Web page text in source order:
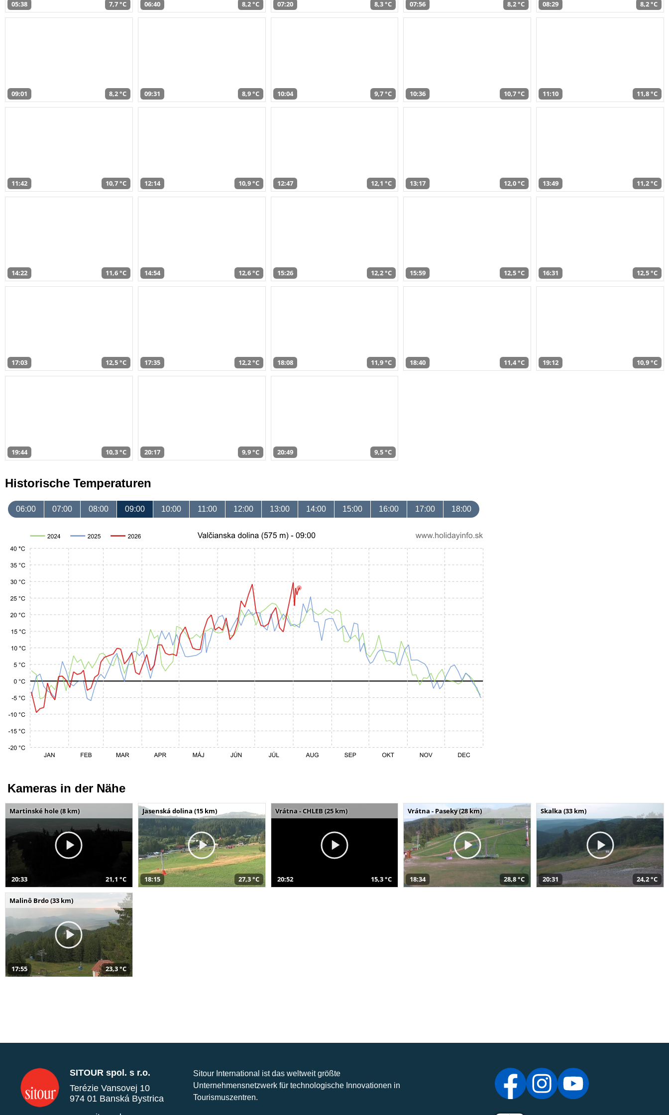
05:38 7,7 °C 06:40 8,2 °C 07:20 8,3 °C 07:56 8,2 °C 08:29 8,2 °C
09:01 8,2 °C 09:31 8,9 °C 10:04 9,7 °C 10:36 10,7 °C 11:10 11,8 °C
11:42 10,7 °C 12:14 10,9 °C 12:47 12,1 °C 13:17 12,0 °C 13:49 11,2 °C
14:22 11,6 °C 14:54 12,6 °C 15:26 12,2 °C 15:59 12,5 °C 16:31 12,5 °C
17:03 12,5 °C 17:35 12,2 °C 18:08 11,9 °C 18:40 11,4 °C 19:12 10,9 °C
19:44 10,3 °C 20:17 9,9 °C 20:49 9,5 °C
Historische Temperaturen
06:00 07:00 08:00 09:00 10:00 11:00 12:00 13:00 14:00 15:00 16:00 17:00 18:00
Kameras in der Nähe
Martinské hole (8 km)
20:33 21,1 °C
Jasenská dolina (15 km)
18:15 27,3 °C
Vrátna - CHLEB (25 km)
20:52 15,3 °C
Vrátna - Paseky (28 km)
18:34 28,8 °C
Skalka (33 km)
20:31 24,2 °C
Malinô Brdo (33 km)
17:55 23,3 °C
SITOUR spol. s r.o.
Terézie Vansovej 10
974 01 Banská Bystrica
Sitour International ist das weltweit größte
Unternehmensnetzwerk für technologische Innovationen in
Tourismuszentren.